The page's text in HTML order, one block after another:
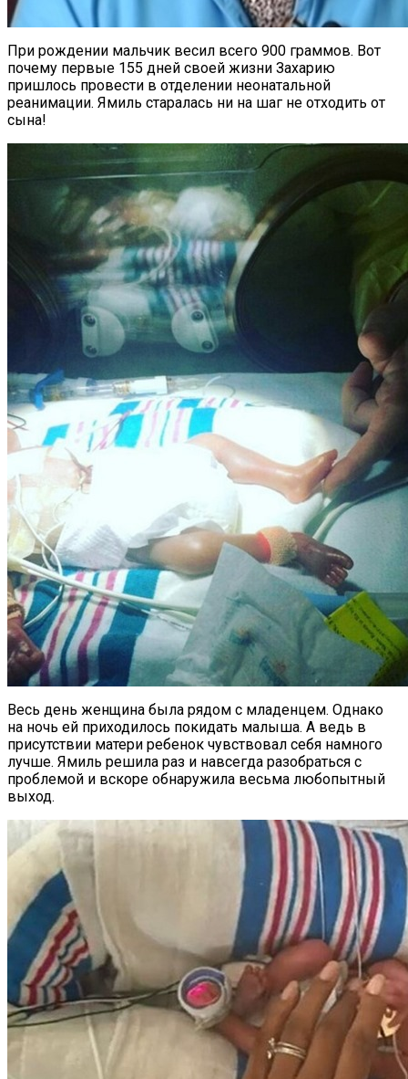
При рождении мальчик весил всего 900 граммов. Вот
почему первые 155 дней своей жизни Захарию
пришлось провести в отделении неонатальной
реанимации. Ямиль старалась ни на шаг не отходить от
сына!
Весь день женщина была рядом с младенцем. Однако
на ночь ей приходилось покидать малыша. А ведь в
присутствии матери ребенок чувствовал себя намного
лучше. Ямиль решила раз и навсегда разобраться с
проблемой и вскоре обнаружила весьма любопытный
выход.